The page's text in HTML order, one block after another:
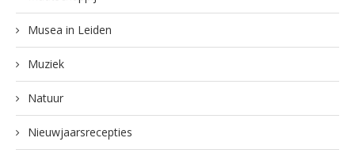
Musea in Leiden
Muziek
Natuur
Nieuwjaarsrecepties